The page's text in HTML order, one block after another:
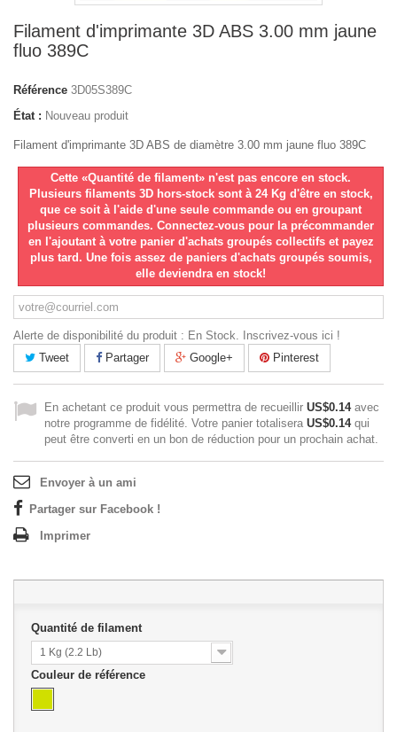
Filament d'imprimante 3D ABS 3.00 mm jaune
fluo 389C
Référence 3D05S389C
État : Nouveau produit
Filament d'imprimante 3D ABS de diamètre 3.00 mm jaune fluo 389C
Cette «Quantité de filament» n'est pas encore en stock.
Plusieurs filaments 3D hors-stock sont à 24 Kg d'être en stock,
que ce soit à l'aide d'une seule commande ou en groupant
plusieurs commandes. Connectez-vous pour la précommander
en l'ajoutant à votre panier d'achats groupés collectifs et payez
plus tard. Une fois assez de paniers d'achats groupés soumis,
elle deviendra en stock!
Alerte de disponibilité du produit : En Stock. Inscrivez-vous ici !
Tweet
Partager Google+ Pinterest
En achetant ce produit vous permettra de recueillir US$0.14avec
notre programme de fidélité. Votre panier totalisera US$0.14qui
peut être converti en un bon de réduction pour un prochain achat.
Envoyer à un ami
Partager sur Facebook !
Imprimer
Quantité de filament
1 Kg (2.2 Lb)
Couleur de référence